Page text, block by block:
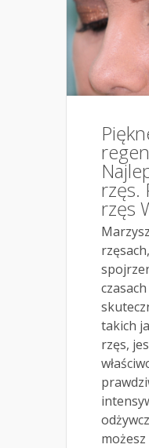
rzęs.
rzęs
takich
rzęs,